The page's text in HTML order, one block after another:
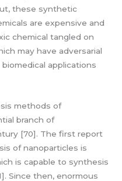
these synthetic
are expensive and
chemical tangled on
may have adversarial
applications
methods of
branch of
[70]. The first report
of nanoparticles is
is capable to synthesis
Since then, enormous